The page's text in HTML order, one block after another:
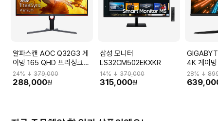
알파스캔 AOC Q32G3 게
이밍 165 QHD 프리싱크
HDR 무결점 Q32G3_H
24% ↓ 379,000
288,000원
삼성 모니터
LS32CM502EKXKR
14% ↓370,000
315,000원
4K 게이
M32U_H
28% ↓